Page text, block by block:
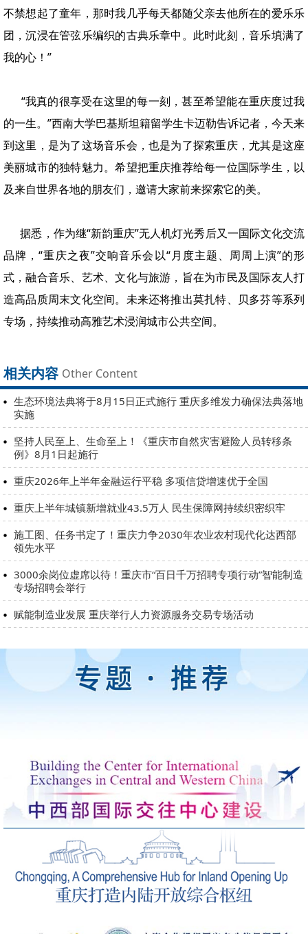
不禁想起了童年，那时我几乎每天都随父亲去他所在的爱乐乐
团，沉浸在管弦乐编织的古典乐章中。此时此刻，音乐填满了
我的心！”
“我真的很享受在这里的每一刻，甚至希望能在重庆度过我
的一生。”西南大学巴基斯坦籍留学生卡迈勒告诉记者，今天来
到这里，是为了这场音乐会，也是为了探索重庆，尤其是这座
美丽城市的独特魅力。希望把重庆推荐给每一位国际学生，以
及来自世界各地的朋友们，邀请大家前来探索它的美。
据悉，作为继“新韵重庆”无人机灯光秀后又一国际文化交流
品牌，“重庆之夜”交响音乐会以“月度主题、周周上演”的形
式，融合音乐、艺术、文化与旅游，旨在为市民及国际友人打
造高品质周末文化空间。未来还将推出莫扎特、贝多芬等系列
专场，持续推动高雅艺术浸润城市公共空间。
相关内容 Other Content
生态环境法典将于8月15日正式施行 重庆多维发力确保法典落地
实施
坚持人民至上、生命至上！《重庆市自然灾害避险人员转移条
例》8月1日起施行
重庆2026年上半年金融运行平稳 多项信贷增速优于全国
重庆上半年城镇新增就业43.5万人 民生保障网持续织密织牢
施工图、任务书定了！重庆力争2030年农业农村现代化达西部
领先水平
3000余岗位虚席以待！重庆市“百日千万招聘专项行动”智能制造
专场招聘会举行
赋能制造业发展 重庆举行人力资源服务交易专场活动